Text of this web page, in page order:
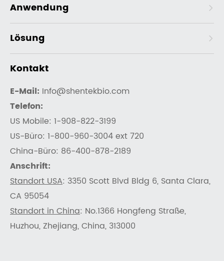
Anwendung
Lösung
Kontakt
E-Mail: Info@shentekbio.com
Telefon:
US Mobile: 1-908-822-3199
US-Büro: 1-800-960-3004 ext 720
China-Büro: 86-400-878-2189
Anschrift:
Standort USA: 3350 Scott Blvd Bldg 6, Santa Clara,
CA 95054
Standort in China: No.1366 Hongfeng Straße,
Huzhou, Zhejiang, China, 313000